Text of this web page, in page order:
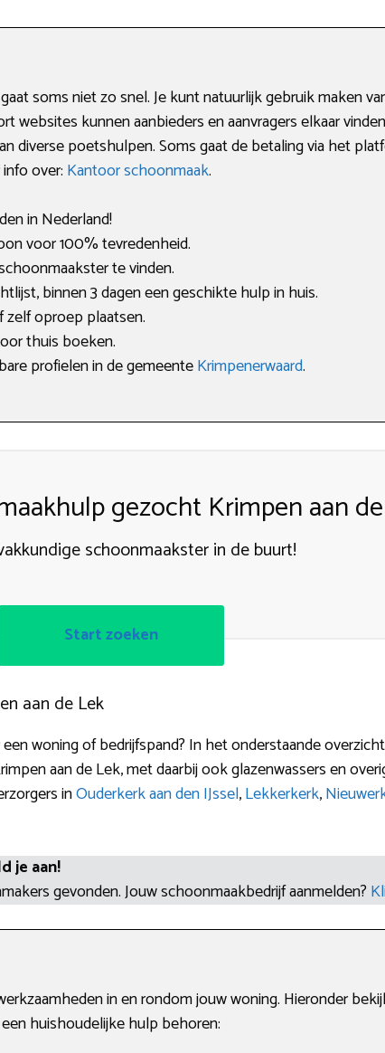
soms niet zo snel. Je kunt natuurlijk gebruik maken
kunnen aanbieders en aanvragers elkaar
diverse poetshulpen. Soms gaat de betaling via het
over:Kantoor schoonmaak.
in Nederland!
voor 100% tevredenheid.
te vinden.
binnen 3 dagen een geschikte hulp in huis.
oproep plaatsen.
thuis boeken.
profielen in de gemeenteKrimpenerwaard.
gezocht Krimpen aan
schoonmaakster in de buurt!
Start zoeken
aan de Lek
woning of bedrijfspand? In het onderstaande
aan de Lek, met daarbij ook glazenwassers en
inOuderkerk aan den IJssel,Lekkerkerk,
je aan!
gevonden. Jouw schoonmaakbedrijf aanmelden?
in en rondom jouw woning. Hieronder
huishoudelijke hulp behoren: